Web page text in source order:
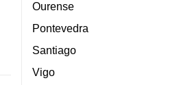
Ourense
Pontevedra
Santiago
Vigo